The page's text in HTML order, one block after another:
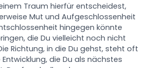
Traum hierfür entscheidest,
Mut und Aufgeschlossenheit
hingegen könnte
die Du vielleicht noch nicht
Richtung, in die Du gehst, steht oft
die Du als nächstes